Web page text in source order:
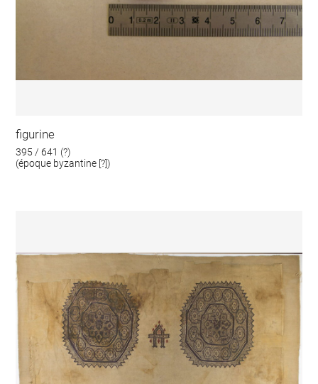
figurine
395 / 641 (?)
(époque byzantine [?])